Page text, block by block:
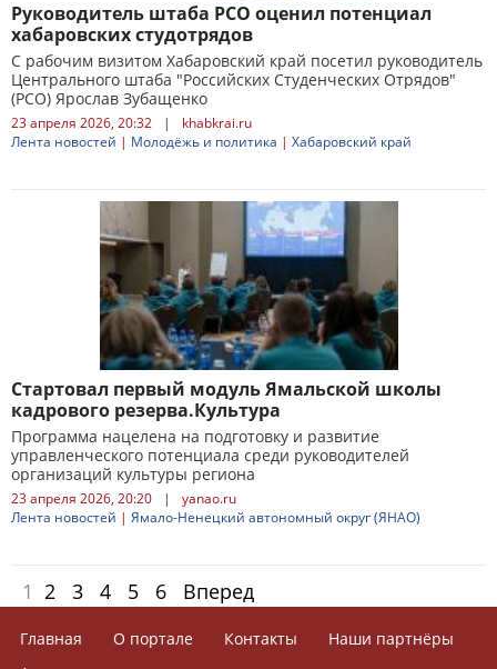
Руководитель штаба РСО оценил потенциал
хабаровских студотрядов
С рабочим визитом Хабаровский край посетил руководитель
Центрального штаба "Российских Студенческих Отрядов"
(РСО) Ярослав Зубащенко
23 апреля 2026, 20:32 |
khabkrai.ru
Лента новостей | Молодёжь и политика | Хабаровский край
Стартовал первый модуль Ямальской школы
кадрового резерва.Культура
Программа нацелена на подготовку и развитие
управленческого потенциала среди руководителей
организаций культуры региона
23 апреля 2026, 20:20 |
yanao.ru
Лента новостей | Ямало-Ненецкий автономный округ (ЯНАО)
1 2 3 4 5 6 Вперед
Главная О портале Контакты
Наши партнёры